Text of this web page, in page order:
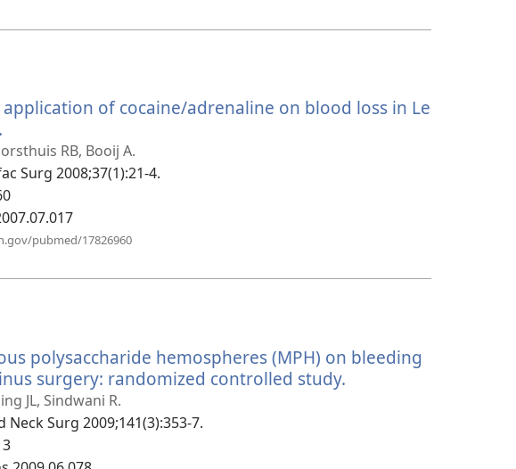
of cocaine/adrenaline on blood loss in Le
啟
新
視
窗）
RB, Booij A.
Surg 2008;37(1):21-4.
pubmed/17826960
polysaccharide hemospheres (MPH) on bleeding
surgery: randomized controlled study.
JL, Sindwani R.
Surg 2009;141(3):353-7.